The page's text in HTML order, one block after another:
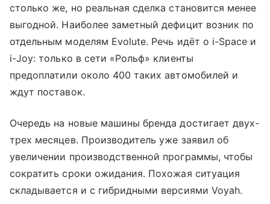
столько же, но реальная сделка становится менее
выгодной. Наиболее заметный дефицит возник по
отдельным моделям Evolute. Речь идёт о i-Space и
i-Joy: только в сети «Рольф» клиенты
предоплатили около 400 таких автомобилей и
ждут поставок.
Очередь на новые машины бренда достигает двух-
трех месяцев. Производитель уже заявил об
увеличении производственной программы, чтобы
сократить сроки ожидания. Похожая ситуация
складывается и с гибридными версиями Voyah.